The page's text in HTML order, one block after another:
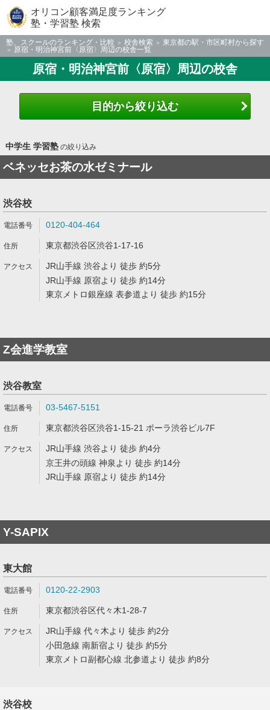
オリコン顧客満足度ランキング
塾・学習塾 検索
塾、スクールのランキング・比較 校舎検索
東京都の駅・市区町村から探す
原宿・明治神宮前〈原宿〉周辺の校舎一覧
原宿・明治神宮前〈原宿〉周辺の校舎
目的から絞り込む
中学生 学習塾の絞り込み
ベネッセお茶の水ゼミナール
渋谷校
0120-404-464
東京都渋谷区渋谷1-17-16
JR山手線 渋谷より 徒歩 約5分
JR山手線 原宿より 徒歩 約14分
東京メトロ銀座線 表参道より 徒歩 約15分
Z会進学教室
渋谷教室
03-5467-5151
東京都渋谷区渋谷1-15-21 ポーラ渋谷ビル7F
JR山手線 渋谷より 徒歩 約4分
京王井の頭線 神泉より 徒歩 約14分
JR山手線 原宿より 徒歩 約14分
Y-SAPIX
東大館
0120-22-2903
東京都渋谷区代々木1-28-7
JR山手線 代々木より 徒歩 約2分
小田急線 南新宿より 徒歩 約5分
東京メトロ副都心線 北参道より 徒歩 約8分
渋谷校